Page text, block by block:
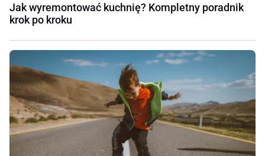
Jak wyremontować kuchnię? Kompletny poradnik
krok po kroku